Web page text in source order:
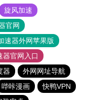
旋风加速
官网
速器外网苹果版
器官网入口
器
外网网址导航
哔咔漫画
快鸭VPN